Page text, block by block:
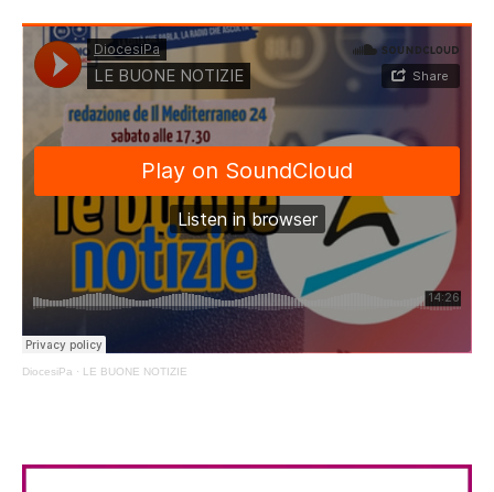
DiocesiPa · LE BUONE NOTIZIE